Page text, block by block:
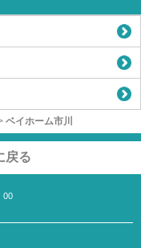
ベイホーム市川
戻る
00